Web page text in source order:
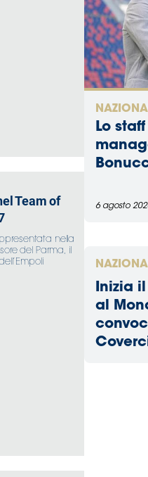
Team of
nella
del Parma, il
Lo
6 agosto
Inizia
al